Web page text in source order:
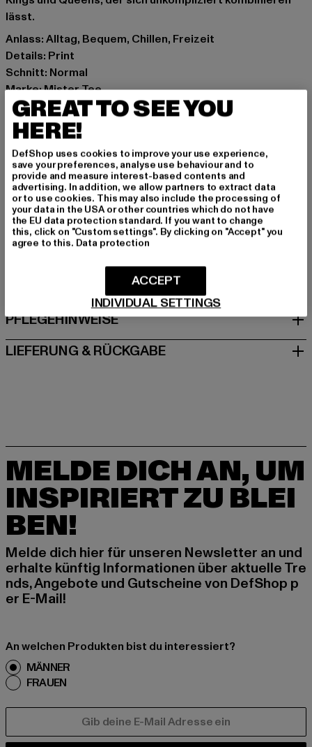
lässt.
Anlass: Alltag, Bequem, Chillen, Freizeit
Details: Print
Schnitt: Normal
Marke: Mister Tee
Kat.: T-Shirts
Farbe: weiß
Hersteller Farbe: white
Materialzusammensetzung: 100% Baumwolle
Art.Nr: MTK363-00220
Hersteller: TB International GmbH |info@tbint.de
Dr.-Robert-Murjahn-Straße 7 | 64372 Ober-Ramstadt |
DE
GRÖSSE & PASSFORM
PFLEGEHINWEISE
LIEFERUNG & RÜCKGABE
MELDE DICH AN, UM
INSPIRIERT ZU BLEI
BEN!
Melde dich hier für unseren Newsletter an und
erhalte künftig Informationen über aktuelle Tre
nds, Angebote und Gutscheine von DefShop p
er E-Mail!
An welchen Produkten bist du interessiert?
MÄNNER
FRAUEN
GREAT TO SEE YOU
HERE!
DefShop uses cookies to improve your use experience,
save your preferences, analyse use behaviour and to
provide and measure interest-based contents and
advertising. In addition, we allow partners to extract data
or to use cookies. This may also include the processing of
your data in the USA or other countries which do not have
the EU data protection standard. If you want to change
this, click on "Custom settings". By clicking on "Accept" you
agree to this. Data protection
INDIVIDUAL SETTINGS
ACCEPT